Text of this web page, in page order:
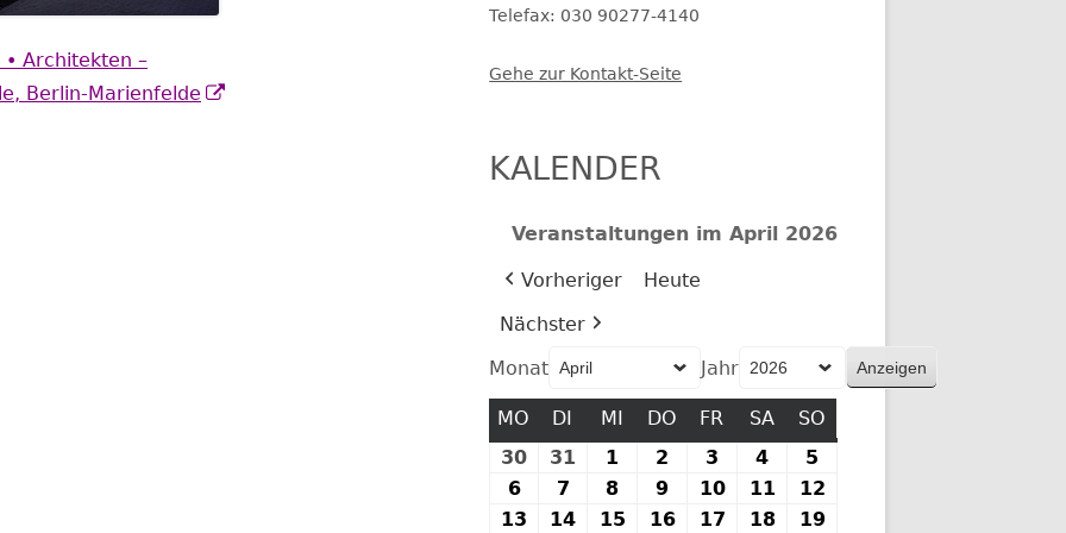
Architekten –
Berlin-Marienfelde
Telefax: 030 90277-4140
Gehe zur Kontakt-Seite
KALENDER
Veranstaltungen im April 2026
Vorheriger
Heute
Nächster
Monat
Jahr
MO MONTAG
DI DIENSTAG
MI MITTWOCH
DO DONNERSTAG
FR FREITAG
SASAMSTAG
SO
30 30.
März
2026
31 31.
März
2026
1
April
2026
2
April
2026
3
April
2026
4
April
2026
5
April
2026
66.
April
7
April
8
April
9
April
1010.
April
11 11.
April
12
13 13.14 14.15 15.1616.17 17.1818.19